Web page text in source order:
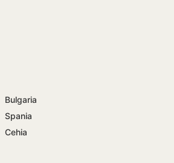
Bulgaria
Spania
Cehia